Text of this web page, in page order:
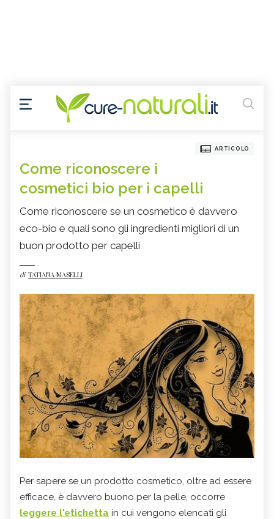
ARTICOLO
Come riconoscere i
cosmetici bio per i capelli
Come riconoscere se un cosmetico è davvero
eco-bio e quali sono gli ingredienti migliori di un
buon prodotto per capelli
di TATIANA MASELLI
Per sapere se un prodotto cosmetico, oltre ad essere
efficace, è davvero buono per la pelle, occorre
leggere l'etichetta in cui vengono elencati gli